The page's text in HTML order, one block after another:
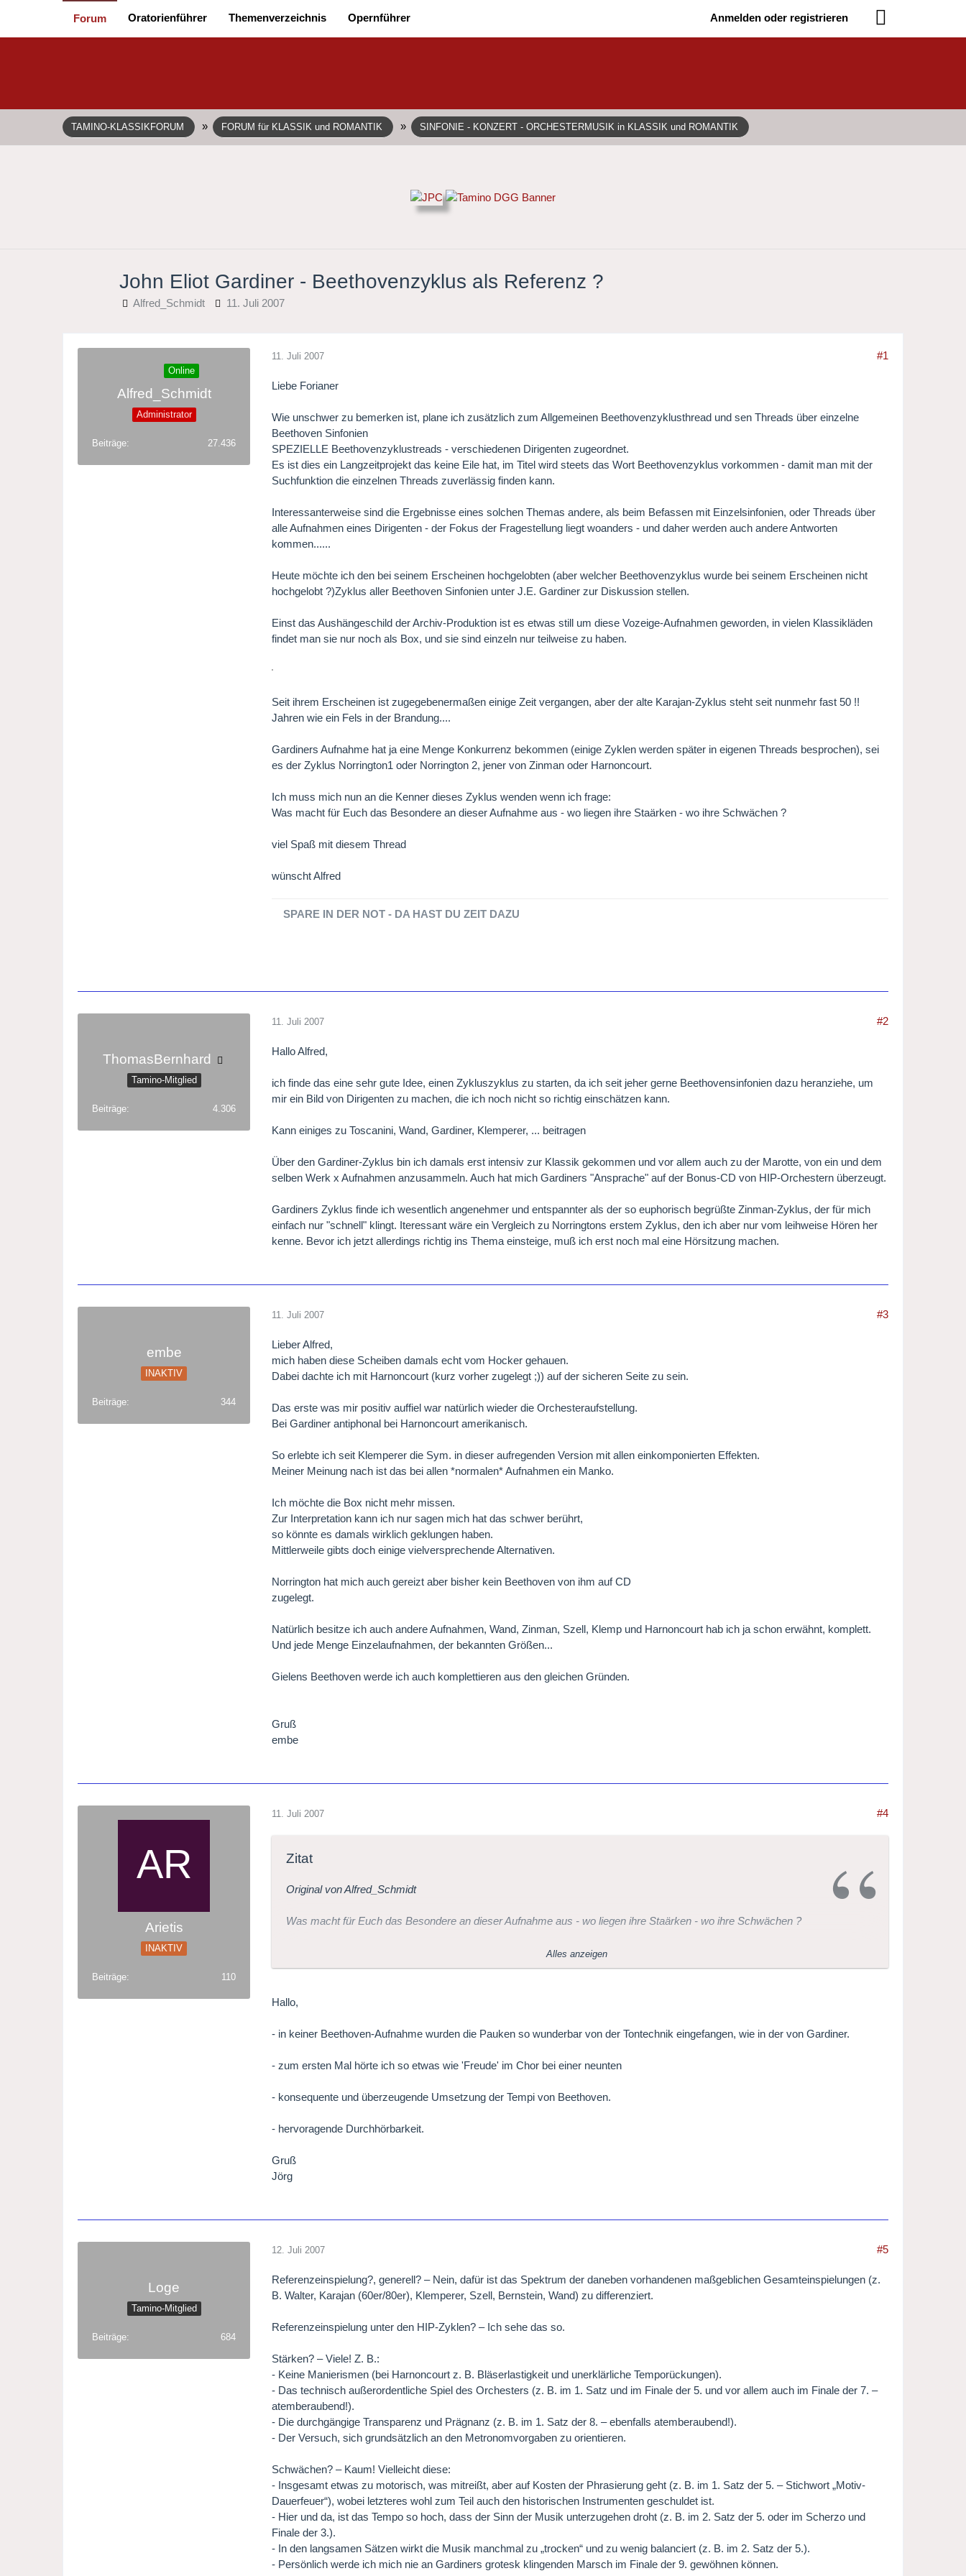
Forum Oratorienführer Themenverzeichnis Opernführer Anmelden oder registrieren
TAMINO-KLASSIKFORUM » FORUM für KLASSIK und ROMANTIK » SINFONIE - KONZERT - ORCHESTERMUSIK in KLASSIK und ROMANTIK
John Eliot Gardiner - Beethovenzyklus als Referenz ?
Alfred_Schmidt 11. Juli 2007
Online
Alfred_Schmidt
Administrator
Beiträge 27.436
11. Juli 2007 #1
Liebe Forianer
Wie unschwer zu bemerken ist, plane ich zusätzlich zum Allgemeinen Beethovenzyklusthread und sen Threads über einzelne
Beethoven Sinfonien
SPEZIELLE Beethovenzyklustreads - verschiedenen Dirigenten zugeordnet.
Es ist dies ein Langzeitprojekt das keine Eile hat, im Titel wird steets das Wort Beethovenzyklus vorkommen - damit man mit der
Suchfunktion die einzelnen Threads zuverlässig finden kann.
Interessanterweise sind die Ergebnisse eines solchen Themas andere, als beim Befassen mit Einzelsinfonien, oder Threads über
alle Aufnahmen eines Dirigenten - der Fokus der Fragestellung liegt woanders - und daher werden auch andere Antworten
kommen......
Heute möchte ich den bei seinem Erscheinen hochgelobten (aber welcher Beethovenzyklus wurde bei seinem Erscheinen nicht
hochgelobt ?)Zyklus aller Beethoven Sinfonien unter J.E. Gardiner zur Diskussion stellen.
Einst das Aushängeschild der Archiv-Produktion ist es etwas still um diese Vozeige-Aufnahmen geworden, in vielen Klassikläden
findet man sie nur noch als Box, und sie sind einzeln nur teilweise zu haben.
Seit ihrem Erscheinen ist zugegebenermaßen einige Zeit vergangen, aber der alte Karajan-Zyklus steht seit nunmehr fast 50 !!
Jahren wie ein Fels in der Brandung....
Gardiners Aufnahme hat ja eine Menge Konkurrenz bekommen (einige Zyklen werden später in eigenen Threads besprochen), sei
es der Zyklus Norrington1 oder Norrington 2, jener von Zinman oder Harnoncourt.
Ich muss mich nun an die Kenner dieses Zyklus wenden wenn ich frage:
Was macht für Euch das Besondere an dieser Aufnahme aus - wo liegen ihre Staärken - wo ihre Schwächen ?
viel Spaß mit diesem Thread
wünscht Alfred
SPARE IN DER NOT - DA HAST DU ZEIT DAZU
ThomasBernhard
Tamino-Mitglied
Beiträge 4.306
11. Juli 2007 #2
Hallo Alfred,
ich finde das eine sehr gute Idee, einen Zykluszyklus zu starten, da ich seit jeher gerne Beethovensinfonien dazu heranziehe, um
mir ein Bild von Dirigenten zu machen, die ich noch nicht so richtig einschätzen kann.
Kann einiges zu Toscanini, Wand, Gardiner, Klemperer, ... beitragen
Über den Gardiner-Zyklus bin ich damals erst intensiv zur Klassik gekommen und vor allem auch zu der Marotte, von ein und dem
selben Werk x Aufnahmen anzusammeln. Auch hat mich Gardiners "Ansprache" auf der Bonus-CD von HIP-Orchestern überzeugt.
Gardiners Zyklus finde ich wesentlich angenehmer und entspannter als der so euphorisch begrüßte Zinman-Zyklus, der für mich
einfach nur "schnell" klingt. Iteressant wäre ein Vergleich zu Norringtons erstem Zyklus, den ich aber nur vom leihweise Hören her
kenne. Bevor ich jetzt allerdings richtig ins Thema einsteige, muß ich erst noch mal eine Hörsitzung machen.
embe
INAKTIV
Beiträge 344
11. Juli 2007 #3
Lieber Alfred,
mich haben diese Scheiben damals echt vom Hocker gehauen.
Dabei dachte ich mit Harnoncourt (kurz vorher zugelegt ;)) auf der sicheren Seite zu sein.
Das erste was mir positiv auffiel war natürlich wieder die Orchesteraufstellung.
Bei Gardiner antiphonal bei Harnoncourt amerikanisch.
So erlebte ich seit Klemperer die Sym. in dieser aufregenden Version mit allen einkomponierten Effekten.
Meiner Meinung nach ist das bei allen *normalen* Aufnahmen ein Manko.
Ich möchte die Box nicht mehr missen.
Zur Interpretation kann ich nur sagen mich hat das schwer berührt,
so könnte es damals wirklich geklungen haben.
Mittlerweile gibts doch einige vielversprechende Alternativen.
Norrington hat mich auch gereizt aber bisher kein Beethoven von ihm auf CD
zugelegt.
Natürlich besitze ich auch andere Aufnahmen, Wand, Zinman, Szell, Klemp und Harnoncourt hab ich ja schon erwähnt, komplett.
Und jede Menge Einzelaufnahmen, der bekannten Größen...
Gielens Beethoven werde ich auch komplettieren aus den gleichen Gründen.
Gruß
embe
Arietis
INAKTIV
Beiträge 110
11. Juli 2007 #4
Zitat
Original von Alfred_Schmidt
Was macht für Euch das Besondere an dieser Aufnahme aus - wo liegen ihre Staärken - wo ihre Schwächen ?
Alles anzeigen
Hallo,
- in keiner Beethoven-Aufnahme wurden die Pauken so wunderbar von der Tontechnik eingefangen, wie in der von Gardiner.
- zum ersten Mal hörte ich so etwas wie 'Freude' im Chor bei einer neunten
- konsequente und überzeugende Umsetzung der Tempi von Beethoven.
- hervoragende Durchhörbarkeit.
Gruß
Jörg
Loge
Tamino-Mitglied
Beiträge 684
12. Juli 2007 #5
Referenzeinspielung?, generell? – Nein, dafür ist das Spektrum der daneben vorhandenen maßgeblichen Gesamteinspielungen (z.
B. Walter, Karajan (60er/80er), Klemperer, Szell, Bernstein, Wand) zu differenziert.
Referenzeinspielung unter den HIP-Zyklen? – Ich sehe das so.
Stärken? – Viele! Z. B.:
- Keine Manierismen (bei Harnoncourt z. B. Bläserlastigkeit und unerklärliche Temporückungen).
- Das technisch außerordentliche Spiel des Orchesters (z. B. im 1. Satz und im Finale der 5. und vor allem auch im Finale der 7. –
atemberaubend!).
- Die durchgängige Transparenz und Prägnanz (z. B. im 1. Satz der 8. – ebenfalls atemberaubend!).
- Der Versuch, sich grundsätzlich an den Metronomvorgaben zu orientieren.
Schwächen? – Kaum! Vielleicht diese:
- Insgesamt etwas zu motorisch, was mitreißt, aber auf Kosten der Phrasierung geht (z. B. im 1. Satz der 5. – Stichwort „Motiv-
Dauerfeuer“), wobei letzteres wohl zum Teil auch den historischen Instrumenten geschuldet ist.
- Hier und da, ist das Tempo so hoch, dass der Sinn der Musik unterzugehen droht (z. B. im 2. Satz der 5. oder im Scherzo und
Finale der 3.).
- In den langsamen Sätzen wirkt die Musik manchmal zu „trocken“ und zu wenig balanciert (z. B. im 2. Satz der 5.).
- Persönlich werde ich mich nie an Gardiners grotesk klingenden Marsch im Finale der 9. gewöhnen können.